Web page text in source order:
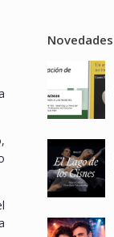
Novedades